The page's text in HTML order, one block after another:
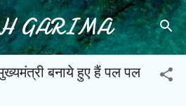
to main content
GARIMA
बनाये हुए हैं पल पल